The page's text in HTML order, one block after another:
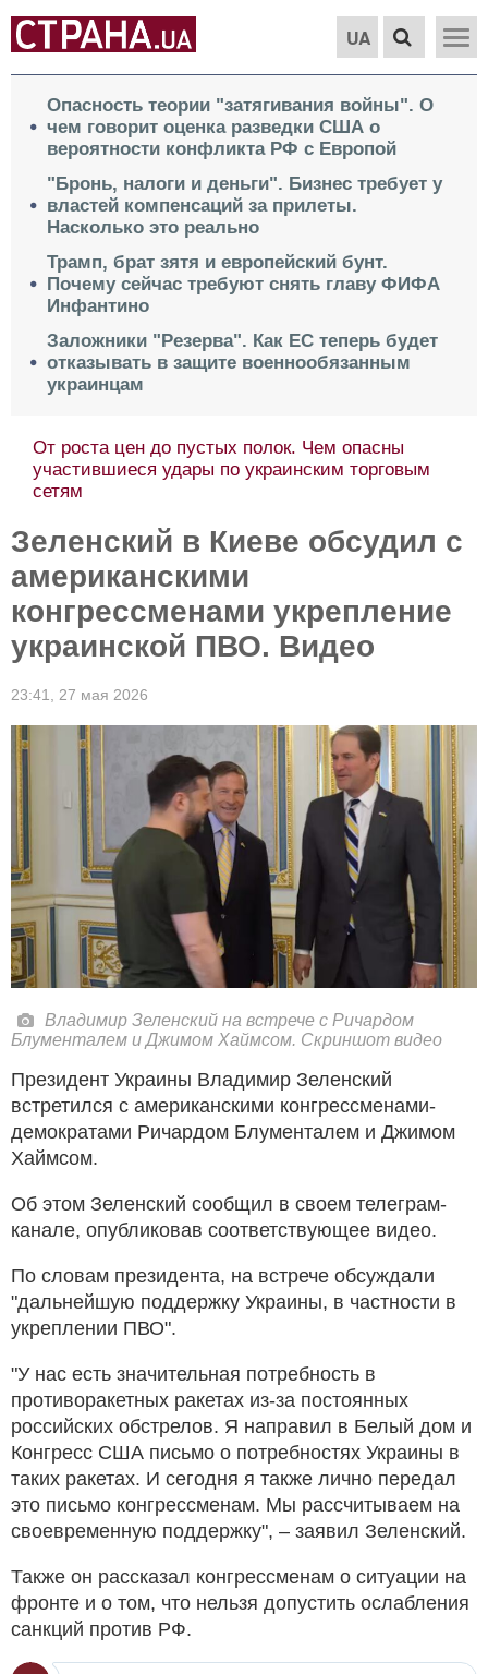
UA
Опасность теории "затягивания войны". О
чем говорит оценка разведки США о
вероятности конфликта РФ с Европой
"Бронь, налоги и деньги". Бизнес требует у
властей компенсаций за прилеты.
Насколько это реально
Трамп, брат зятя и европейский бунт.
Почему сейчас требуют снять главу ФИФА
Инфантино
Заложники "Резерва". Как ЕС теперь будет
отказывать в защите военнообязанным
украинцам
От роста цен до пустых полок. Чем опасны
участившиеся удары по украинским торговым
сетям
Зеленский в Киеве обсудил с
американскими
конгрессменами укрепление
украинской ПВО. Видео
23:41, 27 мая 2026
Владимир Зеленский на встрече с Ричардом
Блументалем и Джимом Хаймсом. Скриншот видео
Президент Украины Владимир Зеленский
встретился с американскими конгрессменами-
демократами Ричардом Блументалем и Джимом
Хаймсом.
Об этом Зеленский сообщил в своем телеграм-
канале, опубликовав соответствующее видео.
По словам президента, на встрече обсуждали
"дальнейшую поддержку Украины, в частности в
укреплении ПВО".
"У нас есть значительная потребность в
противоракетных ракетах из-за постоянных
российских обстрелов. Я направил в Белый дом и
Конгресс США письмо о потребностях Украины в
таких ракетах. И сегодня я также лично передал
это письмо конгрессменам. Мы рассчитываем на
своевременную поддержку", – заявил Зеленский.
Также он рассказал конгрессменам о ситуации на
фронте и о том, что нельзя допустить ослабления
санкций против РФ.